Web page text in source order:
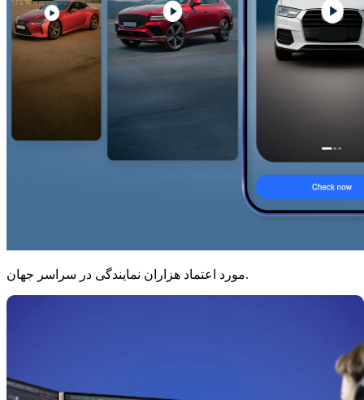
مورد اعتماد هزاران نمایندگی در سراسر جهان.